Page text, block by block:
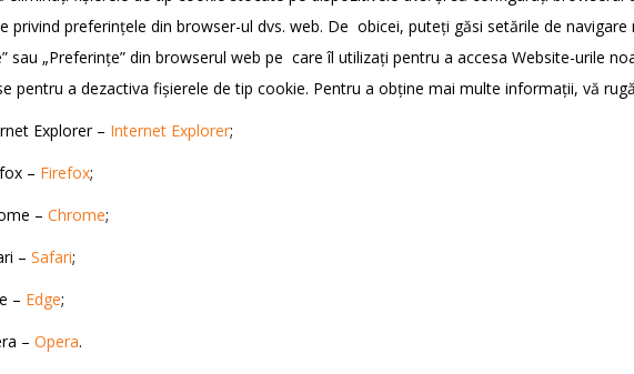
privind preferințele din browser-ul dvs. web. De obicei, puteți găsi setările de
sau „Preferințe” din browserul web pe care îl utilizați pentru a accesa Website-urile
pentru a dezactiva fișierele de tip cookie. Pentru a obține mai multe informații, vă
Explorer – Internet Explorer;
– Firefox;
– Chrome;
– Safari;
– Edge;
– Opera.